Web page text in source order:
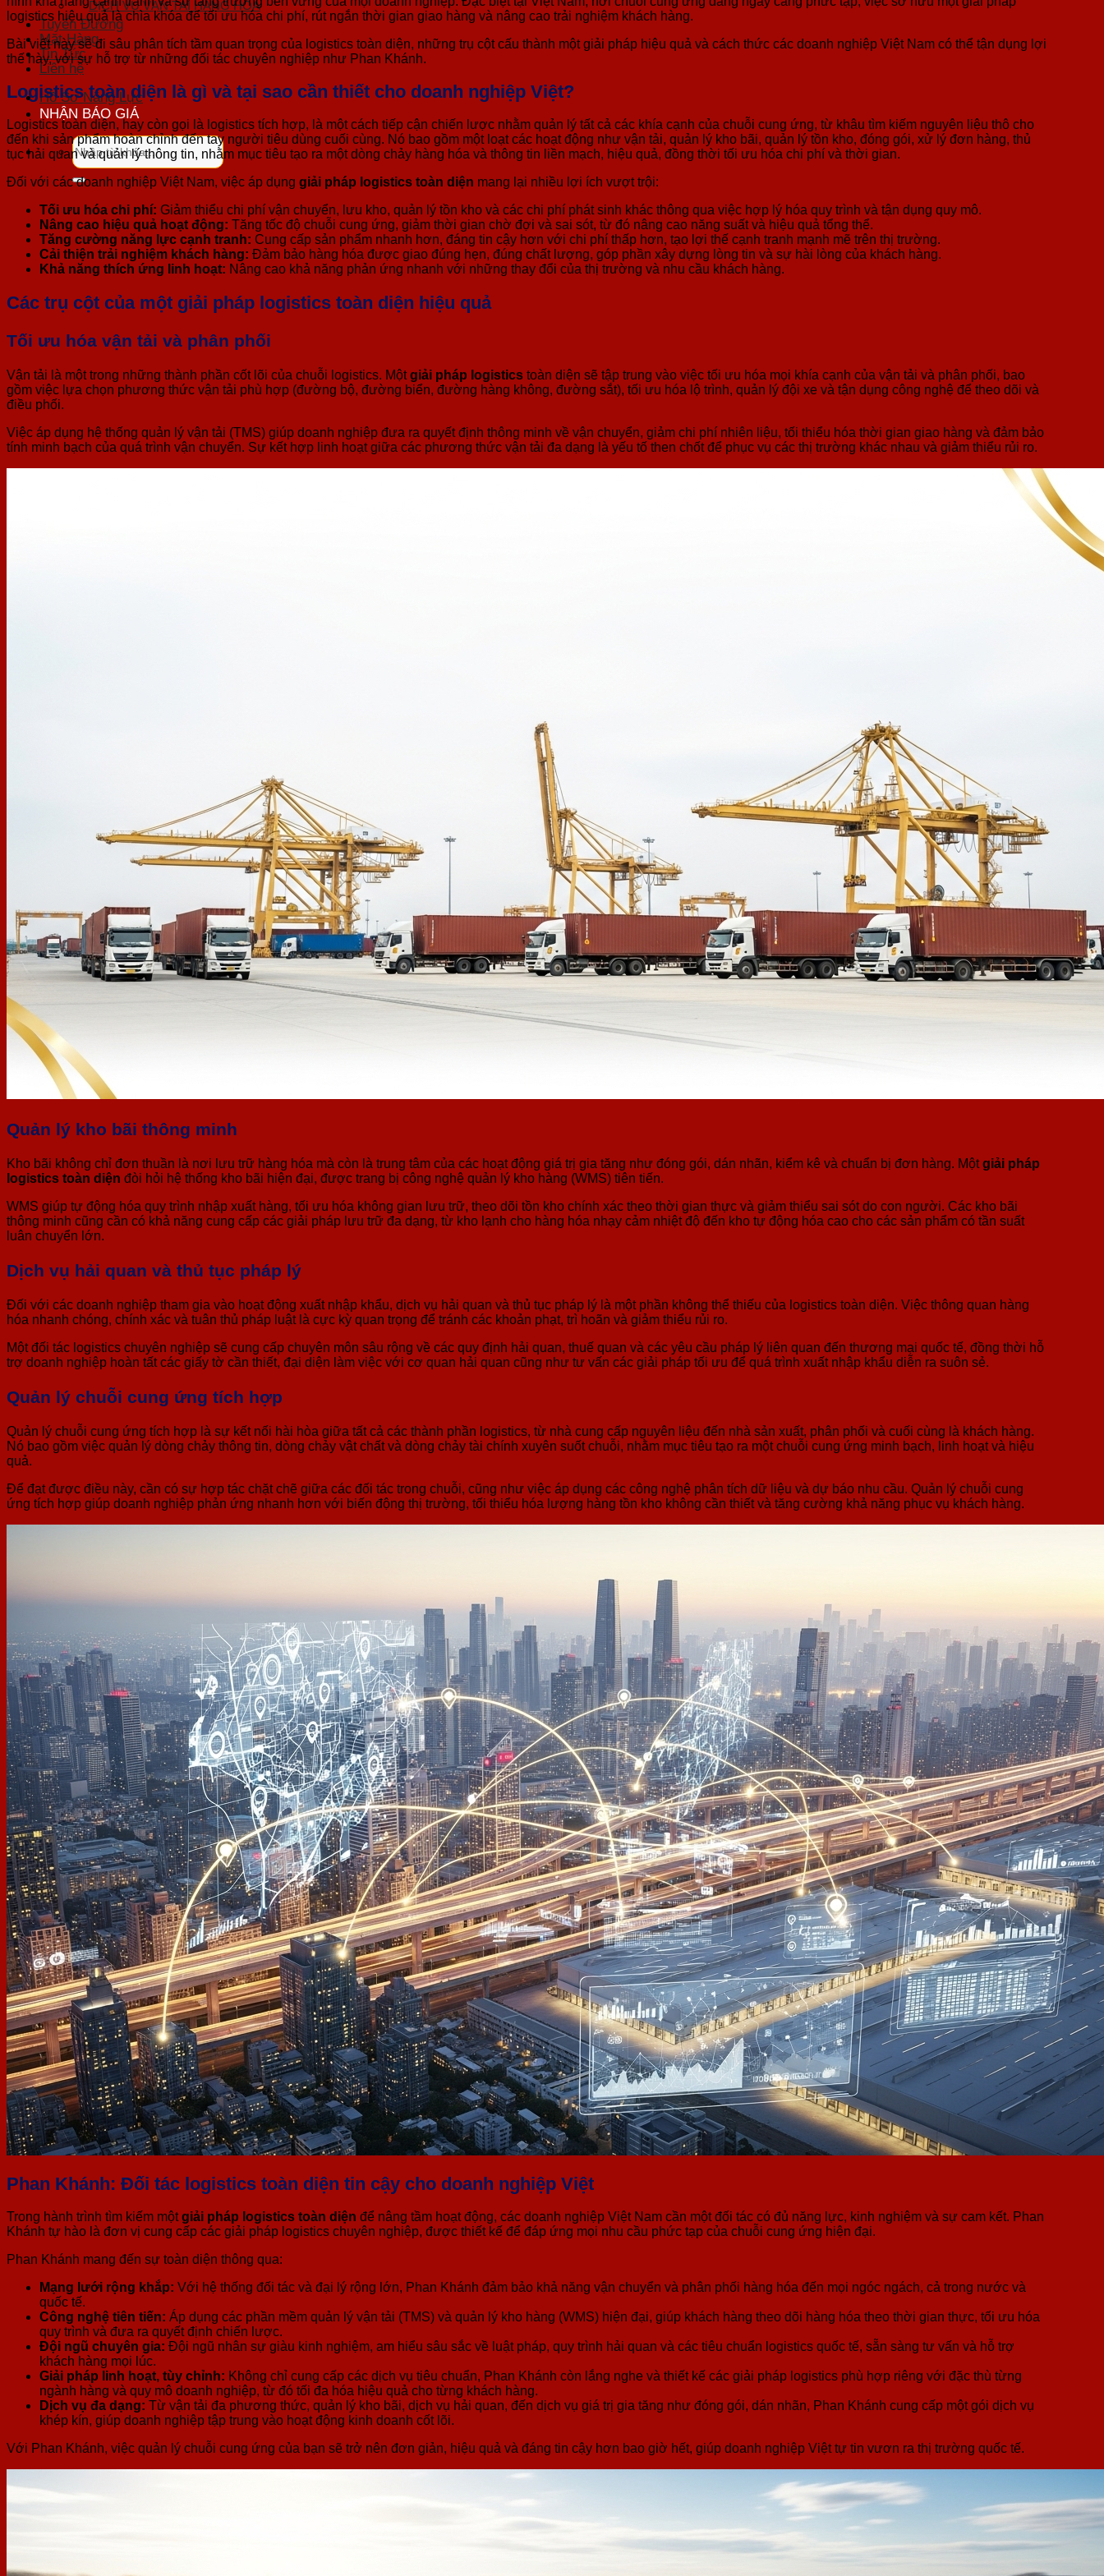
DỊCH VỤ VẬN TẢI HÀNG HOÁ
Tuyến Đường
Mặt Hàng
Tin Tức
Liên hệ
Hồ Sơ Năng Lực
NHẬN BÁO GIÁ
Tìm
kiếm:
logistics hiệu quả là chìa khóa để tối ưu hóa chi phí, rút ngắn thời gian giao hàng và nâng cao trải nghiệm khách hàng.
Bài viết này sẽ đi sâu phân tích tầm quan trọng của logistics toàn diện, những trụ cột cấu thành một giải pháp hiệu quả và cách thức các doanh nghiệp Việt Nam có thể tận dụng lợi
thế này, với sự hỗ trợ từ những đối tác chuyên nghiệp như Phan Khánh.
Logistics toàn diện là gì và tại sao cần thiết cho doanh nghiệp Việt?
Logistics toàn diện, hay còn gọi là logistics tích hợp, là một cách tiếp cận chiến lược nhằm quản lý tất cả các khía cạnh của chuỗi cung ứng, từ khâu tìm kiếm nguyên liệu thô cho
đến khi sản phẩm hoàn chỉnh đến tay người tiêu dùng cuối cùng. Nó bao gồm một loạt các hoạt động như vận tải, quản lý kho bãi, quản lý tồn kho, đóng gói, xử lý đơn hàng, thủ
tục hải quan và quản lý thông tin, nhằm mục tiêu tạo ra một dòng chảy hàng hóa và thông tin liền mạch, hiệu quả, đồng thời tối ưu hóa chi phí và thời gian.
Đối với các doanh nghiệp Việt Nam, việc áp dụng giải pháp logistics toàn diện mang lại nhiều lợi ích vượt trội:
Tối ưu hóa chi phí: Giảm thiểu chi phí vận chuyển, lưu kho, quản lý tồn kho và các chi phí phát sinh khác thông qua việc hợp lý hóa quy trình và tận dụng quy mô.
Nâng cao hiệu quả hoạt động: Tăng tốc độ chuỗi cung ứng, giảm thời gian chờ đợi và sai sót, từ đó nâng cao năng suất và hiệu quả tổng thể.
Tăng cường năng lực cạnh tranh: Cung cấp sản phẩm nhanh hơn, đáng tin cậy hơn với chi phí thấp hơn, tạo lợi thế cạnh tranh mạnh mẽ trên thị trường.
Cải thiện trải nghiệm khách hàng: Đảm bảo hàng hóa được giao đúng hẹn, đúng chất lượng, góp phần xây dựng lòng tin và sự hài lòng của khách hàng.
Khả năng thích ứng linh hoạt: Nâng cao khả năng phản ứng nhanh với những thay đổi của thị trường và nhu cầu khách hàng.
Các trụ cột của một giải pháp logistics toàn diện hiệu quả
Tối ưu hóa vận tải và phân phối
Vận tải là một trong những thành phần cốt lõi của chuỗi logistics. Mộtgiải pháp logistics toàn diện sẽ tập trung vào việc tối ưu hóa mọi khía cạnh của vận tải và phân phối, bao
gồm việc lựa chọn phương thức vận tải phù hợp (đường bộ, đường biển, đường hàng không, đường sắt), tối ưu hóa lộ trình, quản lý đội xe và tận dụng công nghệ để theo dõi và
điều phối.
Việc áp dụng hệ thống quản lý vận tải (TMS) giúp doanh nghiệp đưa ra quyết định thông minh về vận chuyển, giảm chi phí nhiên liệu, tối thiểu hóa thời gian giao hàng và đảm bảo
tính minh bạch của quá trình vận chuyển. Sự kết hợp linh hoạt giữa các phương thức vận tải đa dạng là yếu tố then chốt để phục vụ các thị trường khác nhau và giảm thiểu rủi ro.
Quản lý kho bãi thông minh
Kho bãi không chỉ đơn thuần là nơi lưu trữ hàng hóa mà còn là trung tâm của các hoạt động giá trị gia tăng như đóng gói, dán nhãn, kiểm kê và chuẩn bị đơn hàng. Mộtgiải pháp
logistics toàn diện đòi hỏi hệ thống kho bãi hiện đại, được trang bị công nghệ quản lý kho hàng (WMS) tiên tiến.
WMS giúp tự động hóa quy trình nhập xuất hàng, tối ưu hóa không gian lưu trữ, theo dõi tồn kho chính xác theo thời gian thực và giảm thiểu sai sót do con người. Các kho bãi
thông minh cũng cần có khả năng cung cấp các giải pháp lưu trữ đa dạng, từ kho lạnh cho hàng hóa nhạy cảm nhiệt độ đến kho tự động hóa cao cho các sản phẩm có tần suất
luân chuyển lớn.
Dịch vụ hải quan và thủ tục pháp lý
Đối với các doanh nghiệp tham gia vào hoạt động xuất nhập khẩu, dịch vụ hải quan và thủ tục pháp lý là một phần không thể thiếu của logistics toàn diện. Việc thông quan hàng
hóa nhanh chóng, chính xác và tuân thủ pháp luật là cực kỳ quan trọng để tránh các khoản phạt, trì hoãn và giảm thiểu rủi ro.
Một đối tác logistics chuyên nghiệp sẽ cung cấp chuyên môn sâu rộng về các quy định hải quan, thuế quan và các yêu cầu pháp lý liên quan đến thương mại quốc tế, đồng thời hỗ
trợ doanh nghiệp hoàn tất các giấy tờ cần thiết, đại diện làm việc với cơ quan hải quan cũng như tư vấn các giải pháp tối ưu để quá trình xuất nhập khẩu diễn ra suôn sẻ.
Quản lý chuỗi cung ứng tích hợp
Quản lý chuỗi cung ứng tích hợp là sự kết nối hài hòa giữa tất cả các thành phần logistics, từ nhà cung cấp nguyên liệu đến nhà sản xuất, phân phối và cuối cùng là khách hàng.
Nó bao gồm việc quản lý dòng chảy thông tin, dòng chảy vật chất và dòng chảy tài chính xuyên suốt chuỗi, nhằm mục tiêu tạo ra một chuỗi cung ứng minh bạch, linh hoạt và hiệu
quả.
Để đạt được điều này, cần có sự hợp tác chặt chẽ giữa các đối tác trong chuỗi, cũng như việc áp dụng các công nghệ phân tích dữ liệu và dự báo nhu cầu. Quản lý chuỗi cung
ứng tích hợp giúp doanh nghiệp phản ứng nhanh hơn với biến động thị trường, tối thiểu hóa lượng hàng tồn kho không cần thiết và tăng cường khả năng phục vụ khách hàng.
Phan Khánh: Đối tác logistics toàn diện tin cậy cho doanh nghiệp Việt
Trong hành trình tìm kiếm mộtgiải pháp logistics toàn diện để nâng tầm hoạt động, các doanh nghiệp Việt Nam cần một đối tác có đủ năng lực, kinh nghiệm và sự cam kết. Phan
Khánh tự hào là đơn vị cung cấp các giải pháp logistics chuyên nghiệp, được thiết kế để đáp ứng mọi nhu cầu phức tạp của chuỗi cung ứng hiện đại.
Phan Khánh mang đến sự toàn diện thông qua:
Mạng lưới rộng khắp: Với hệ thống đối tác và đại lý rộng lớn, Phan Khánh đảm bảo khả năng vận chuyển và phân phối hàng hóa đến mọi ngóc ngách, cả trong nước và
quốc tế.
Công nghệ tiên tiến: Áp dụng các phần mềm quản lý vận tải (TMS) và quản lý kho hàng (WMS) hiện đại, giúp khách hàng theo dõi hàng hóa theo thời gian thực, tối ưu hóa
quy trình và đưa ra quyết định chiến lược.
Đội ngũ chuyên gia: Đội ngũ nhân sự giàu kinh nghiệm, am hiểu sâu sắc về luật pháp, quy trình hải quan và các tiêu chuẩn logistics quốc tế, sẵn sàng tư vấn và hỗ trợ
khách hàng mọi lúc.
Giải pháp linh hoạt, tùy chỉnh: Không chỉ cung cấp các dịch vụ tiêu chuẩn, Phan Khánh còn lắng nghe và thiết kế các giải pháp logistics phù hợp riêng với đặc thù từng
ngành hàng và quy mô doanh nghiệp, từ đó tối đa hóa hiệu quả cho từng khách hàng.
Dịch vụ đa dạng: Từ vận tải đa phương thức, quản lý kho bãi, dịch vụ hải quan, đến dịch vụ giá trị gia tăng như đóng gói, dán nhãn, Phan Khánh cung cấp một gói dịch vụ
khép kín, giúp doanh nghiệp tập trung vào hoạt động kinh doanh cốt lõi.
Với Phan Khánh, việc quản lý chuỗi cung ứng của bạn sẽ trở nên đơn giản, hiệu quả và đáng tin cậy hơn bao giờ hết, giúp doanh nghiệp Việt tự tin vươn ra thị trường quốc tế.